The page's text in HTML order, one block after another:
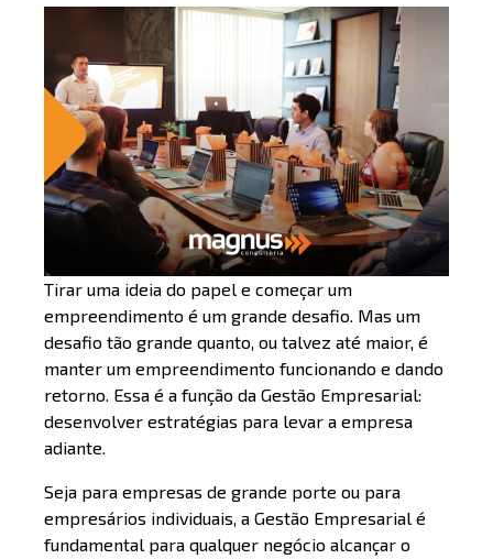
Tirar uma ideia do papel e começar um
empreendimento é um grande desafio. Mas um
desafio tão grande quanto, ou talvez até maior, é
manter um empreendimento funcionando e dando
retorno. Essa é a função da Gestão Empresarial:
desenvolver estratégias para levar a empresa
adiante.
Seja para empresas de grande porte ou para
empresários individuais, a Gestão Empresarial é
fundamental para qualquer negócio alcançar o